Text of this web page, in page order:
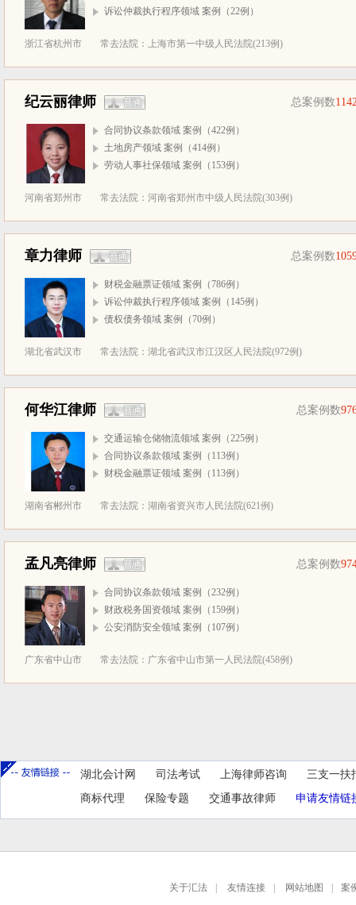
诉讼仲裁执行程序领域 案例（22例）
浙江省杭州市 常去法院：上海市第一中级人民法院(213例)
纪云丽律师 总案例数
合同协议条款领域 案例（422例）
土地房产领域 案例（414例）
劳动人事社保领域 案例（153例）
河南省郑州市 常去法院：河南省郑州市中级人民法院(303例)
章力律师 总案例数
财税金融票证领域 案例（786例）
诉讼仲裁执行程序领域 案例（145例）
债权债务领域 案例（70例）
湖北省武汉市 常去法院：湖北省武汉市江汉区人民法院(972例)
何华江律师 总案例数
交通运输仓储物流领域 案例（225例）
合同协议条款领域 案例（113例）
财税金融票证领域 案例（113例）
湖南省郴州市 常去法院：湖南省资兴市人民法院(621例)
孟凡亮律师 总案例数
合同协议条款领域 案例（232例）
财政税务国资领域 案例（159例）
公安消防安全领域 案例（107例）
广东省中山市 常去法院：广东省中山市第一人民法院(458例)
湖北会计网 司法考试 上海律师咨询
三支一扶
商标代理
保险专题 交通事故律师 申请友情链
关于汇法 友情连接 网站地图 案